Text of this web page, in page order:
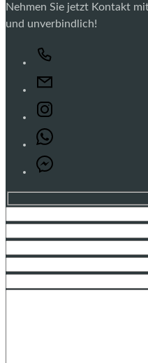
Nehmen Sie jetzt Kontakt
und unverbindlich!